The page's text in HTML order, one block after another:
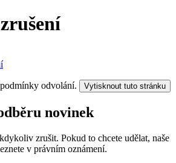
odvolání.
novinek
zrušit. Pokud to chcete udělat, naše
v právním oznámení.